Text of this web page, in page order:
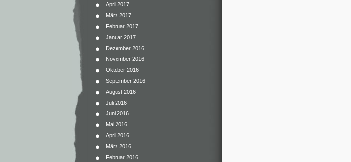
April 2017
März 2017
Februar 2017
Januar 2017
Dezember 2016
November 2016
Oktober 2016
September 2016
August 2016
Juli 2016
Juni 2016
Mai 2016
April 2016
März 2016
Februar 2016